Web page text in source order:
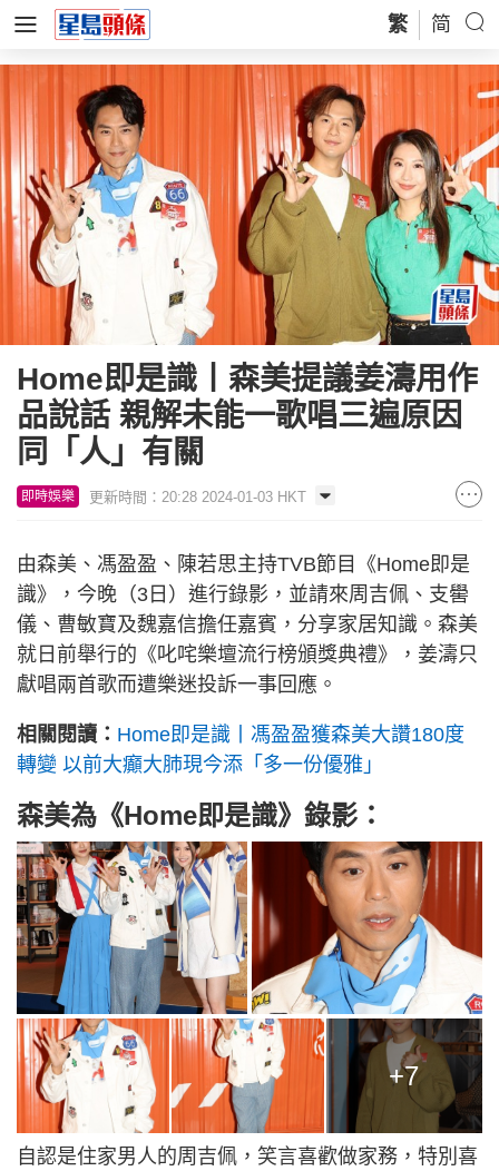
繁 简
Home即是識丨森美提議姜濤用作
品說話 親解未能一歌唱三遍原因
同「人」有關
即時娛樂 更新時間：20:28 2024-01-03 HKT
由森美、馮盈盈、陳若思主持TVB節目《Home即是
識》，今晚（3日）進行錄影，並請來周吉佩、支嚳
儀、曹敏寶及魏嘉信擔任嘉賓，分享家居知識。森美
就日前舉行的《叱咤樂壇流行榜頒獎典禮》，姜濤只
獻唱兩首歌而遭樂迷投訴一事回應。
相關閱讀： Home即是識丨馮盈盈獲森美大讚180度
轉變 以前大癲大肺現今添「多一份優雅」
森美為《Home即是識》錄影：
+7
自認是住家男人的周吉佩，笑言喜歡做家務，特別喜